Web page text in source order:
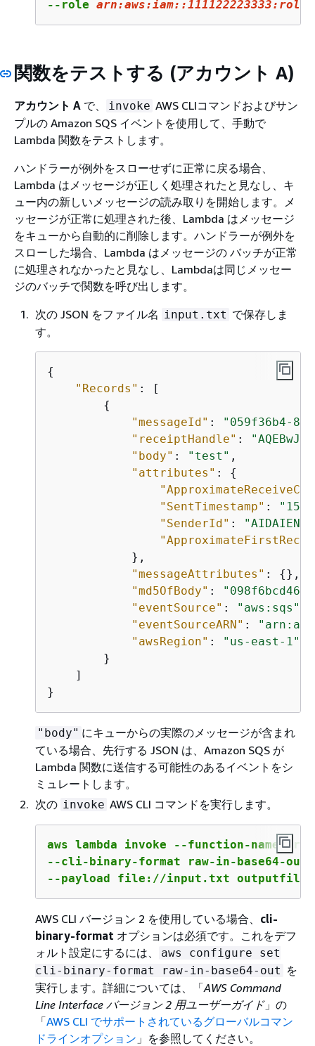
--role arn:aws:iam::111122223333:role/
関数をテストする (アカウント A)
アカウント A で、 invoke AWS CLIコマンドおよびサン
プルの Amazon SQS イベントを使用して、手動で
Lambda 関数をテストします。
ハンドラーが例外をスローせずに正常に戻る場合、
Lambda はメッセージが正しく処理されたと見なし、キ
ュー内の新しいメッセージの読み取りを開始します。メ
ッセージが正常に処理された後、Lambda はメッセージ
をキューから自動的に削除します。ハンドラーが例外を
スローした場合、Lambda はメッセージの バッチが正常
に処理されなかったと見なし、Lambdaは同じメッセー
ジのバッチで関数を呼び出します。
次の JSON をファイル名 input.txt で保存しま
す。
{
"Records" : [
{
"messageId" :
"059f36b4-
"receiptHandle" :
"body" : "test" ,
"attributes" : {
"SentTimestamp" :
"SenderId" :
            },
"messageAttributes" : {},
"md5OfBody" :
"eventSource" : "aws:sqs"
"eventSourceARN" :
"awsRegion" :
"us-east-1"
        }
    ]
}
"body" にキューからの実際のメッセージが含まれ
ている場合、先行する JSON は、Amazon SQS が
Lambda 関数に送信する可能性のあるイベントをシ
ミュレートします。
次の invoke AWS CLI コマンドを実行します。
aws lambda invoke --function-name
--cli-binary-format raw-in-base64-out
--payload file://input.txt
AWS CLI バージョン 2 を使用している場合、 cli-
binary-format オプションは必須です。これをデフ
ォルト設定にするには、
aws configure set
cli-binary-format raw-in-base64-out を
実行します。詳細については、「AWS Command
Line Interface バージョン 2 用ユーザーガイド」の
「AWS CLI でサポートされているグローバルコマン
ドラインオプション 」を参照してください。